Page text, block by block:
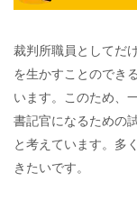
裁判所職員としてだ
を生かすことのでき
います。このため、
書記官になるための
と考えています。多
きたいです。